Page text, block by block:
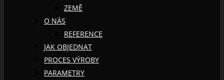
ZEMĚ
O NÁS
REFERENCE
JAK OBJEDNAT
PROCES VÝROBY
PARAMETRY